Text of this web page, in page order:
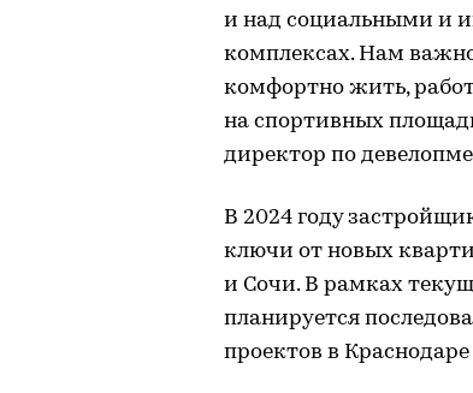
и над социальными и
комплексах. Нам
комфортно жить,
на спортивных
директор по
В 2024 году
ключи от новых
и Сочи. В рамках
планируется
проектов в